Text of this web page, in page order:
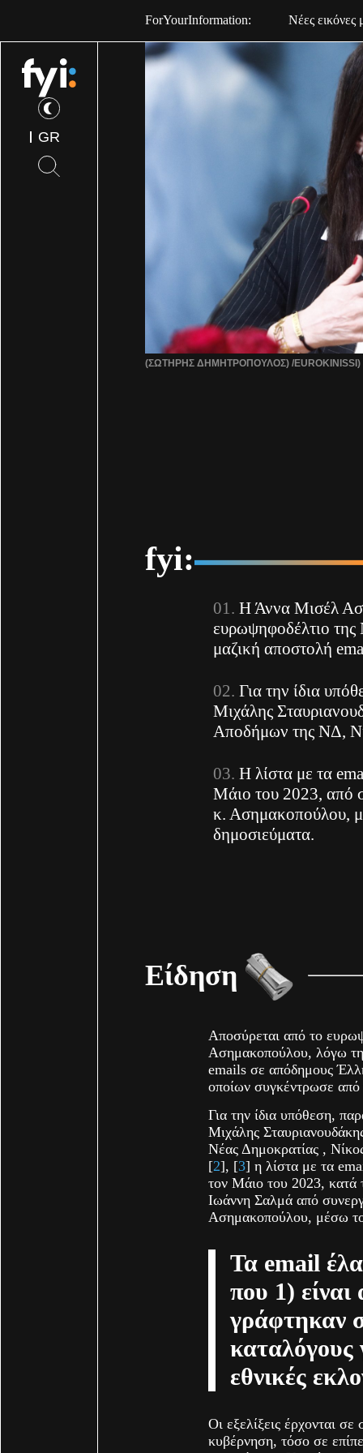
GR
ForYourInformation: Eurostat:
(ΣΩΤΗΡΗΣ ΔΗΜΗΤΡΟΠΟΥΛΟΣ) /EUROKINISSI)
fyi:
Η Άννα Μισέλ
ευρωψηφοδέλτιο
μαζική αποστολή
Για την ίδια
Μιχάλης
Αποδήμων της ΝΔ,
Η λίστα με τα
Μάιο του 2023, από
κ. Ασημακοπούλου,
δημοσιεύματα.
Είδηση
Αποσύρεται από το
Ασημακοπούλου, λόγω
emails σε απόδημους
οποίων συγκέντρωσε
Για την ίδια υπόθεση,
Μιχάλης
Νέας Δημοκρατίας ,
[2], [3] η λίστα με τα
τον Μάιο του 2023, κατά
Ιωάννη Σαλμά από
Ασημακοπούλου, μέσω
Τα email
που 1)
γράφτηκαν
καταλόγους
εθνικές
Οι εξελίξεις έρχονται
κυβέρνηση, τόσο σε